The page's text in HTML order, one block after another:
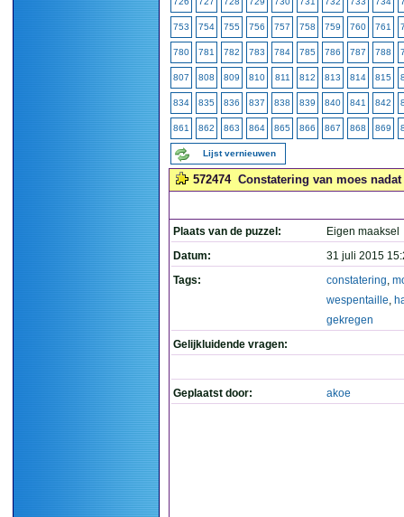
753 754 755 756 757 758 759 760 761
780 781 782 783 784 785 786 787 788
807 808 809 810 811 812 813 814 815
834 835 836 837 838 839 840 841 842
861 862 863 864 865 866 867 868 869
Lijst vernieuwen
572474 Constatering van moes
Plaats van de puzzel:
Eigen maaksel
Datum:
31 juli 2015
Tags:
constatering,
wespentaille,
gekregen
Gelijkluidende vragen:
Geplaatst door: akoe